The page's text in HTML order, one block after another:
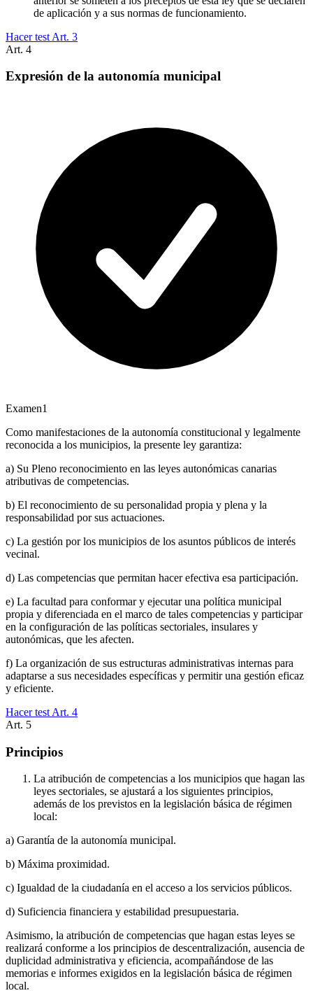
de aplicación y a sus normas de funcionamiento.
Hacer test Art. 3
Art. 4
Expresión de la autonomía municipal
Examen1
Como manifestaciones de la autonomía constitucional y legalmente
reconocida a los municipios, la presente ley garantiza:
a) Su Pleno reconocimiento en las leyes autonómicas canarias
atributivas de competencias.
b) El reconocimiento de su personalidad propia y plena y la
responsabilidad por sus actuaciones.
c) La gestión por los municipios de los asuntos públicos de interés
vecinal.
d) Las competencias que permitan hacer efectiva esa participación.
e) La facultad para conformar y ejecutar una política municipal
propia y diferenciada en el marco de tales competencias y participar
en la configuración de las políticas sectoriales, insulares y
autonómicas, que les afecten.
f) La organización de sus estructuras administrativas internas para
adaptarse a sus necesidades específicas y permitir una gestión eficaz
y eficiente.
Hacer test Art. 4
Art. 5
Principios
La atribución de competencias a los municipios que hagan las
leyes sectoriales, se ajustará a los siguientes principios,
además de los previstos en la legislación básica de régimen
local:
a) Garantía de la autonomía municipal.
b) Máxima proximidad.
c) Igualdad de la ciudadanía en el acceso a los servicios públicos.
d) Suficiencia financiera y estabilidad presupuestaria.
Asimismo, la atribución de competencias que hagan estas leyes se
realizará conforme a los principios de descentralización, ausencia de
duplicidad administrativa y eficiencia, acompañándose de las
memorias e informes exigidos en la legislación básica de régimen
local.